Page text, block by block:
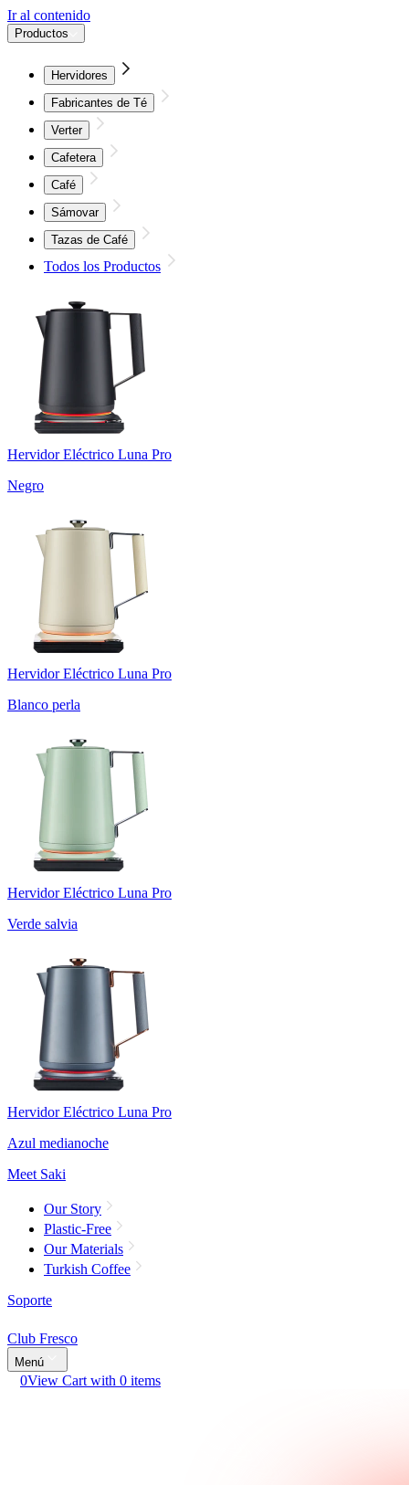
Ir al contenido
Productos
Hervidores
Fabricantes de Té
Verter
Cafetera
Café
Sámovar
Tazas de Café
Todos los Productos
Hervidor Eléctrico Luna Pro
Negro
Hervidor Eléctrico Luna Pro
Blanco perla
Hervidor Eléctrico Luna Pro
Verde salvia
Hervidor Eléctrico Luna Pro
Azul medianoche
Meet Saki
Our Story
Plastic-Free
Our Materials
Turkish Coffee
Soporte
Club Fresco
Menú
0View Cart with 0 items